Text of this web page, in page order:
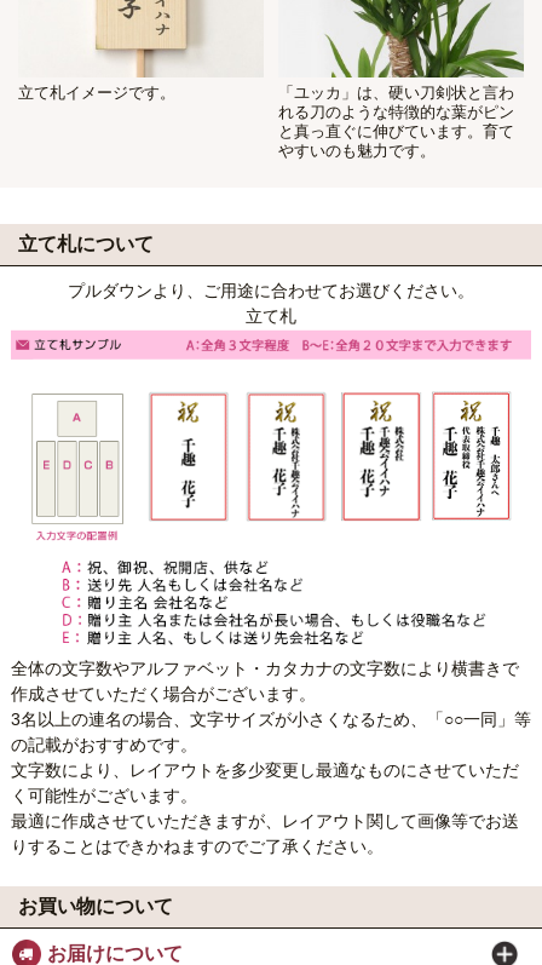
立て札イメージです。
「ユッカ」は、硬い刀剣状と言わ
れる刀のような特徴的な葉がピン
と真っ直ぐに伸びています。育て
やすいのも魅力です。
立て札について
プルダウンより、ご用途に合わせてお選びください。
立て札
全体の文字数やアルファベット・カタカナの文字数により横書きで
作成させていただく場合がございます。
3名以上の連名の場合、文字サイズが小さくなるため、「○○一同」等
の記載がおすすめです。
文字数により、レイアウトを多少変更し最適なものにさせていただ
く可能性がございます。
最適に作成させていただきますが、レイアウト関して画像等でお送
りすることはできかねますのでご了承ください。
お買い物について
お届けについて